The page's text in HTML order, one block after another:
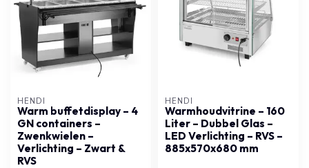
HENDI
Warm buffetdisplay – 4
GN containers –
Zwenkwielen –
Verlichting – Zwart &
RVS
HENDI
Warmhoudvitrine – 160
Liter – Dubbel Glas –
LED Verlichting – RVS –
885x570x680 mm